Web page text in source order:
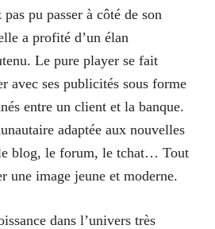
pu passer à côté de son
a profité d’un élan
Le pure player se fait
avec ses publicités sous forme
entre un client et la banque.
adaptée aux nouvelles
blog, le forum, le tchat… Tout
une image jeune et moderne.
dans l’univers très